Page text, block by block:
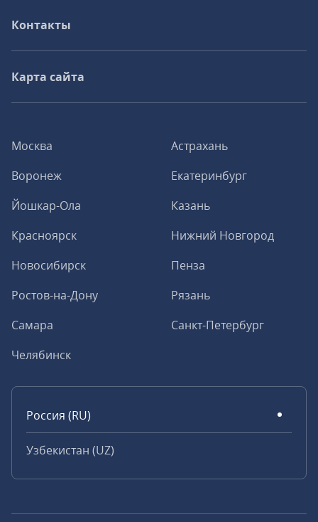
Москва
Астрахань
Воронеж
Екатеринбург
Йошкар-Ола
Казань
Красноярск
Нижний Новгород
Новосибирск
Пенза
Ростов-на-Дону
Рязань
Самара
Санкт-Петербург
Челябинск
Россия (RU)
Узбекистан (UZ)
Контакты
Карта сайта